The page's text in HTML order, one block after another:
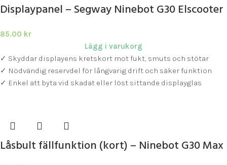
Displaypanel – Segway Ninebot G30 Elscooter
85.00 kr
Lägg i varukorg
✓ Skyddar displayens kretskort mot fukt, smuts och stötar
✓ Nödvändig reservdel för långvarig drift och säker funktion
✓ Enkel att byta vid skadat eller löst sittande displayglas
Låsbult fällfunktion (kort) – Ninebot G30 Max